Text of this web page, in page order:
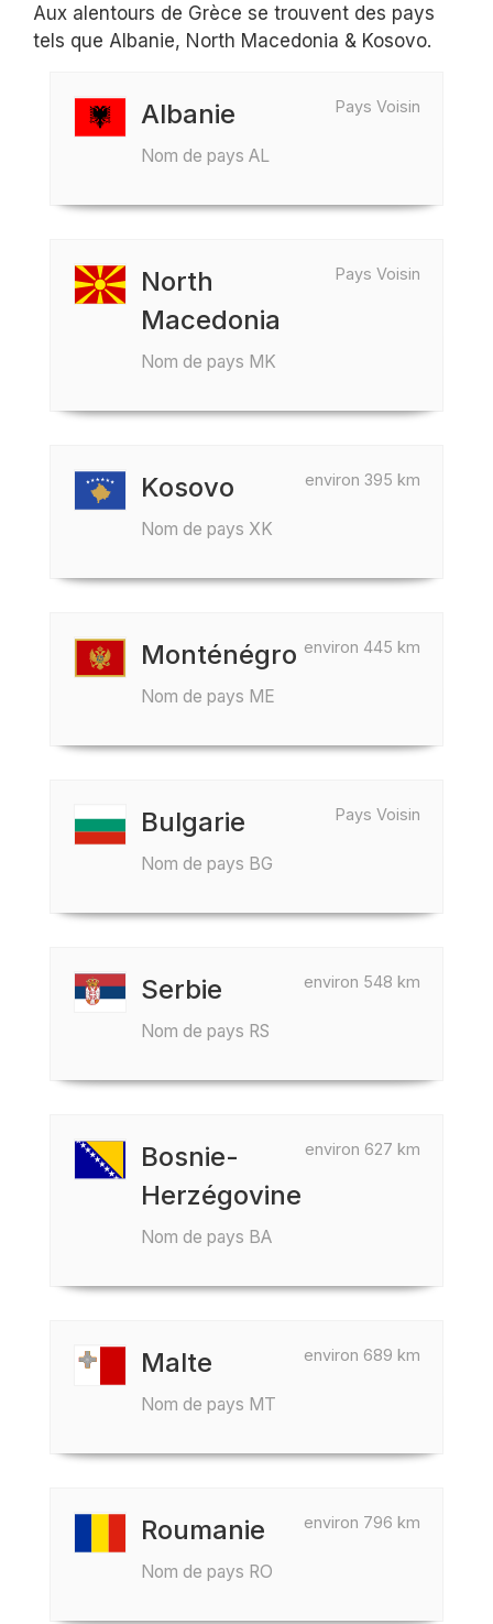
Aux alentours de Grèce se trouvent des pays
tels que Albanie, North Macedonia & Kosovo.
Pays Voisin
Albanie
Nom de pays AL
Pays Voisin
North
Macedonia
Nom de pays MK
environ 395 km
Kosovo
Nom de pays XK
environ 445 km
Monténégro
Nom de pays ME
Pays Voisin
Bulgarie
Nom de pays BG
environ 548 km
Serbie
Nom de pays RS
environ 627 km
Bosnie-
Herzégovine
Nom de pays BA
environ 689 km
Malte
Nom de pays MT
environ 796 km
Roumanie
Nom de pays RO